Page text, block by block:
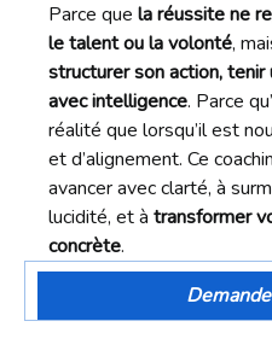
Parce que la réussite ne
le talent ou la volonté,
structurer son action,
avec intelligence. Parce
réalité que lorsqu’il est
et d’alignement. Ce
avancer avec clarté, à
lucidité, et à transformer
concrète.